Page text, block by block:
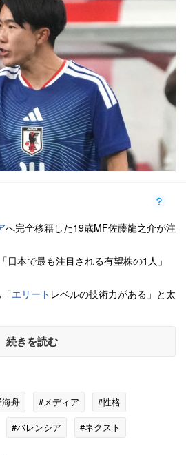
へ完全移籍した19歳MF佐藤龍之介が注
日本で最も注目される有望株の1人」
エリート レベルの技術力がある」と太
続きを読む
舟 #メディア
#性格
#バレンシア #ネクスト